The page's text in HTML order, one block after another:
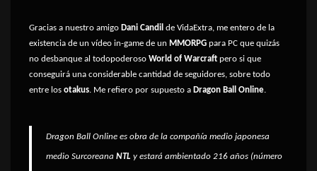
Gracias a nuestro amigo Dani Candil de VidaExtra, me entero de la
existencia de un vídeo in-game de un MMORPG para PC que quizás
no desbanque al todopoderoso World of Warcraft pero si que
conseguirá una considerable cantidad de seguidores, sobre todo
entre los otakus. Me refiero por supuesto a Dragon Ball Online.
Dragon Ball Online es obra de la compañía medio japonesa
medio Surcoreana NTL y estará ambientado 216 años (número